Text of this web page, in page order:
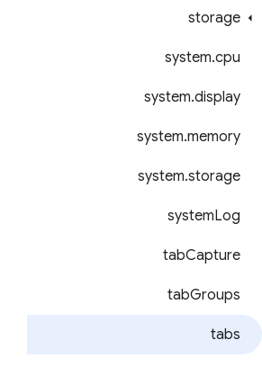
storage
system.cpu
system.display
system.memory
system.storage
systemLog
tabCapture
tabGroups
tabs